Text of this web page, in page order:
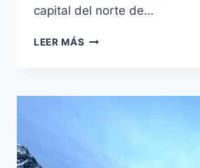
capital del norte de…
LEER MÁS